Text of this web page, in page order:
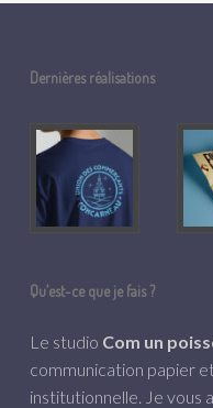
Dernières réalisations
Qu’est-ce que je fais ?
Le studio Com un
communication papier
institutionnelle. Je vous